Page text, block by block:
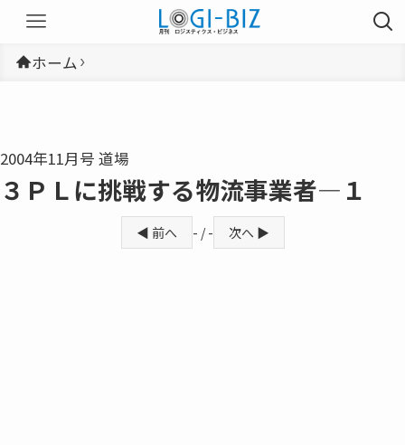
ホーム
2004年11月号 道場
３ＰＬに挑戦する物流事業者―１
◀ 前へ - / - 次へ ▶